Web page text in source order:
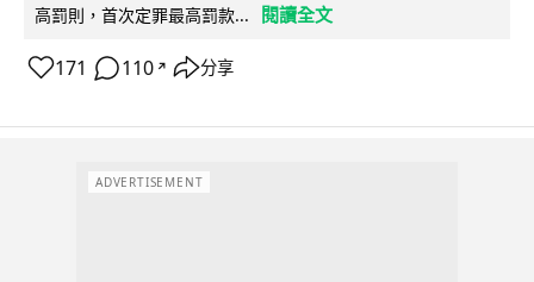
高罰則，首次定罪最高罰款...
閱讀全文
171 110 ↗ 分享
ADVERTISEMENT